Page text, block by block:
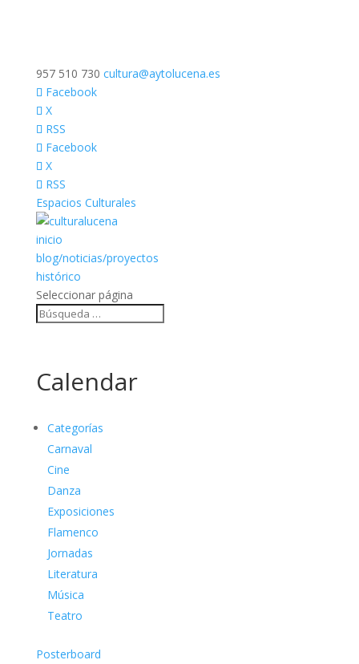
957 510 730 cultura@aytolucena.es
Facebook
X
RSS
Facebook
X
RSS
Espacios Culturales
inicio
blog/noticias/proyectos
histórico
Seleccionar página
Calendar
Categorías
Carnaval
Cine
Danza
Exposiciones
Flamenco
Jornadas
Literatura
Música
Teatro
Posterboard